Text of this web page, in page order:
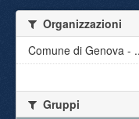
Organizzazioni
Comune di Genova -
Gruppi